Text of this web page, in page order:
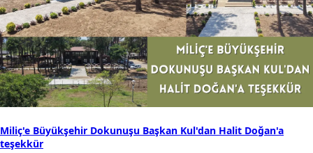
Miliç'e Büyükşehir Dokunuşu Başkan Kul'dan Halit Doğan'a
teşekkür